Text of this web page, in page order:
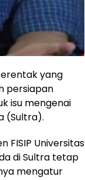
yang
persiapan
isu mengenai
(Sultra).
FISIP Universitas
di Sultra tetap
mengatur